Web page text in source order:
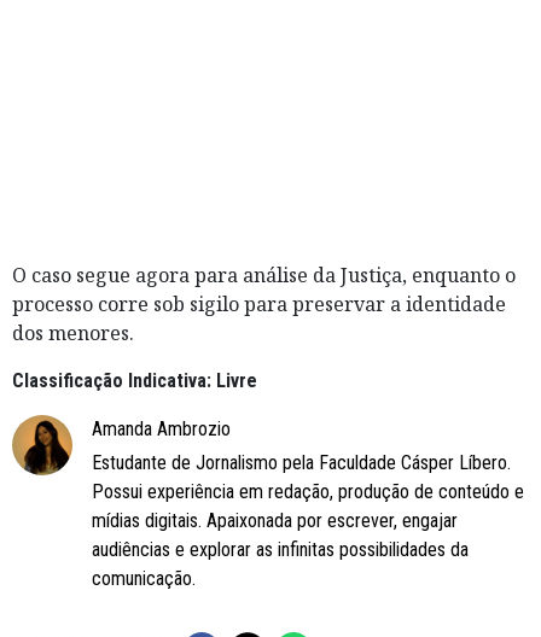
O caso segue agora para análise da Justiça, enquanto o
processo corre sob sigilo para preservar a identidade
dos menores.
Classificação Indicativa: Livre
Amanda Ambrozio
Estudante de Jornalismo pela Faculdade Cásper Líbero.
Possui experiência em redação, produção de conteúdo e
mídias digitais. Apaixonada por escrever, engajar
audiências e explorar as infinitas possibilidades da
comunicação.